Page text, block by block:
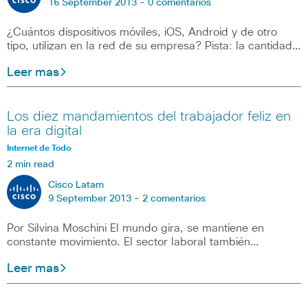
16 September 2013 - 0 comentarios
¿Cuántos dispositivos móviles, iOS, Android y de otro
tipo, utilizan en la red de su empresa? Pista: la cantidad…
Leer mas
Los diez mandamientos del trabajador feliz en
la era digital
Internet de Todo
2 min read
Cisco Latam
9 September 2013 - 2 comentarios
Por Silvina Moschini El mundo gira, se mantiene en
constante movimiento. El sector laboral también…
Leer mas